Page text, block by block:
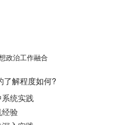
政治工作融合
了解程度如何?
统实践
验